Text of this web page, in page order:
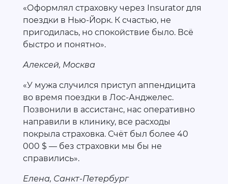
«Оформлял страховку через Insurator для
поездки в Нью-Йорк. К счастью, не
пригодилась, но спокойствие было. Всё
быстро и понятно».
Алексей, Москва
«У мужа случился приступ аппендицита
во время поездки в Лос-Анджелес.
Позвонили в ассистанс, нас оперативно
направили в клинику, все расходы
покрыла страховка. Счёт был более 40
000 $ — без страховки мы бы не
справились».
Елена, Санкт-Петербург